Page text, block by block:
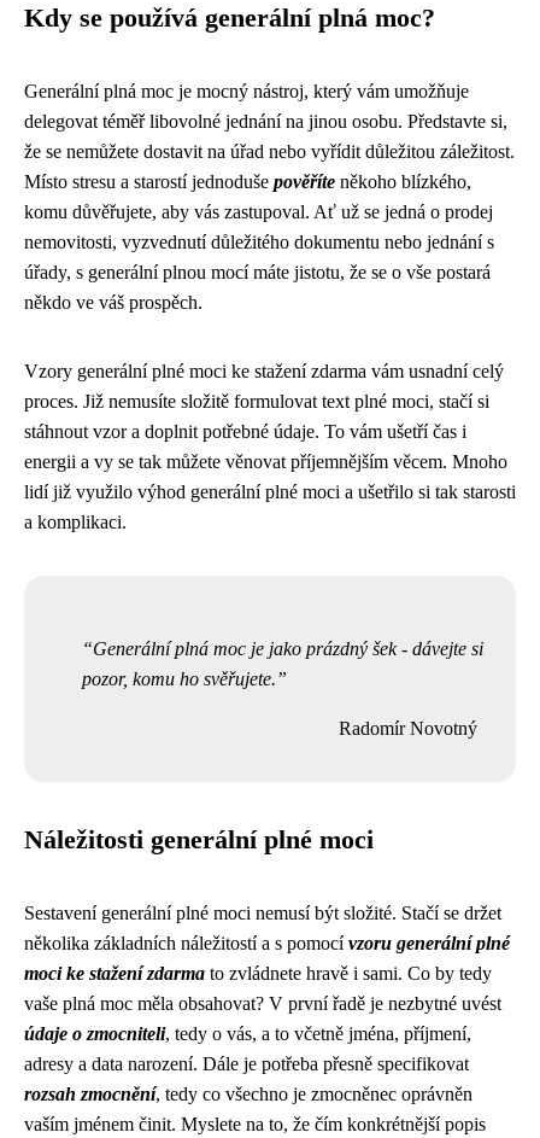
Kdy se používá generální plná moc?
Generální plná moc je mocný nástroj, který vám umožňuje
delegovat téměř libovolné jednání na jinou osobu. Představte si,
že se nemůžete dostavit na úřad nebo vyřídit důležitou záležitost.
Místo stresu a starostí jednoduše pověříte někoho blízkého,
komu důvěřujete, aby vás zastupoval. Ať už se jedná o prodej
nemovitosti, vyzvednutí důležitého dokumentu nebo jednání s
úřady, s generální plnou mocí máte jistotu, že se o vše postará
někdo ve váš prospěch.
Vzory generální plné moci ke stažení zdarma vám usnadní celý
proces. Již nemusíte složitě formulovat text plné moci, stačí si
stáhnout vzor a doplnit potřebné údaje. To vám ušetří čas i
energii a vy se tak můžete věnovat příjemnějším věcem. Mnoho
lidí již využilo výhod generální plné moci a ušetřilo si tak starosti
a komplikaci.
Generální plná moc je jako prázdný šek - dávejte si
pozor, komu ho svěřujete.
Radomír Novotný
Náležitosti generální plné moci
Sestavení generální plné moci nemusí být složité. Stačí se držet
několika základních náležitostí a s pomocívzoru generální plné
moci ke stažení zdarma to zvládnete hravě i sami. Co by tedy
vaše plná moc měla obsahovat? V první řadě je nezbytné uvést
údaje o zmocniteli, tedy o vás, a to včetně jména, příjmení,
adresy a data narození. Dále je potřeba přesně specifikovat
rozsah zmocnění, tedy co všechno je zmocněnec oprávněn
vaším jménem činit. Myslete na to, že čím konkrétnější popis